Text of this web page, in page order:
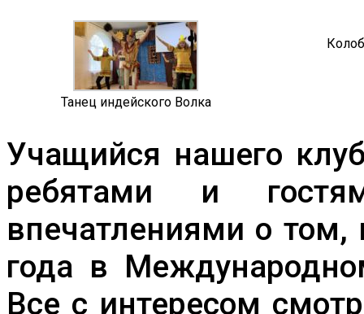
Танец индейского Волка
Учащийся нашего
ребятами и
впечатлениями о том,
года в
Все с интересом